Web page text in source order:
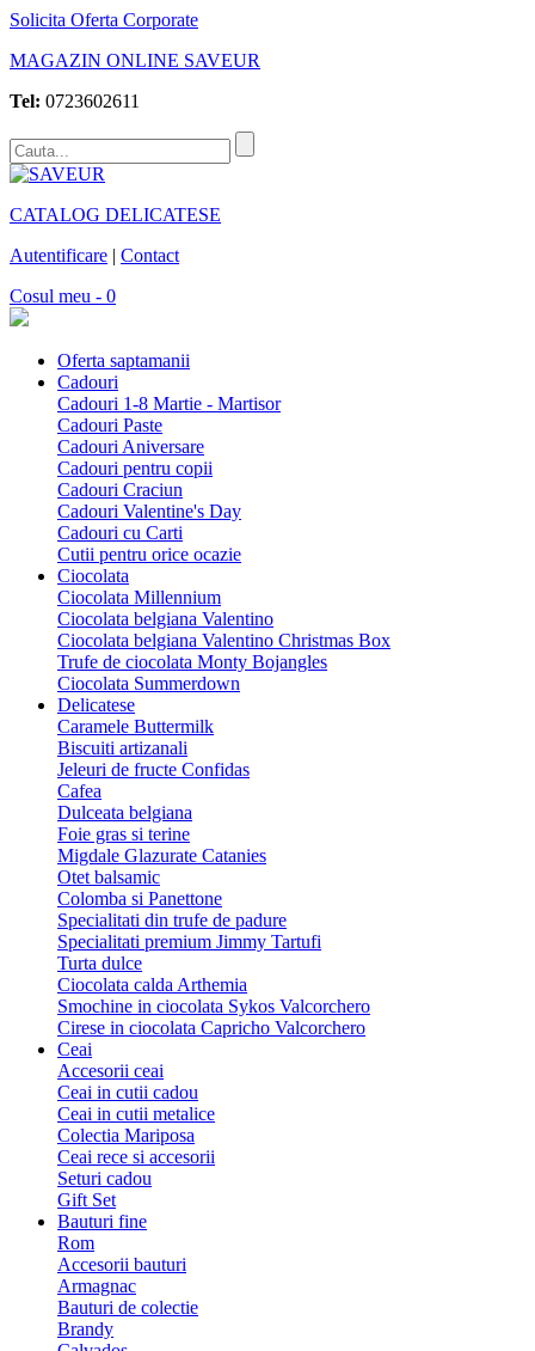
Solicita Oferta Corporate
MAGAZIN ONLINE SAVEUR
Tel: 0723602611
CATALOG DELICATESE
Autentificare | Contact
Cosul meu - 0
Oferta saptamanii
Cadouri
Cadouri 1-8 Martie - Martisor
Cadouri Paste
Cadouri Aniversare
Cadouri pentru copii
Cadouri Craciun
Cadouri Valentine's Day
Cadouri cu Carti
Cutii pentru orice ocazie
Ciocolata
Ciocolata Millennium
Ciocolata belgiana Valentino
Ciocolata belgiana Valentino Christmas Box
Trufe de ciocolata Monty Bojangles
Ciocolata Summerdown
Delicatese
Caramele Buttermilk
Biscuiti artizanali
Jeleuri de fructe Confidas
Cafea
Dulceata belgiana
Foie gras si terine
Migdale Glazurate Catanies
Otet balsamic
Colomba si Panettone
Specialitati din trufe de padure
Specialitati premium Jimmy Tartufi
Turta dulce
Ciocolata calda Arthemia
Smochine in ciocolata Sykos Valcorchero
Cirese in ciocolata Capricho Valcorchero
Ceai
Accesorii ceai
Ceai in cutii cadou
Ceai in cutii metalice
Colectia Mariposa
Ceai rece si accesorii
Seturi cadou
Gift Set
Bauturi fine
Rom
Accesorii bauturi
Armagnac
Bauturi de colectie
Brandy